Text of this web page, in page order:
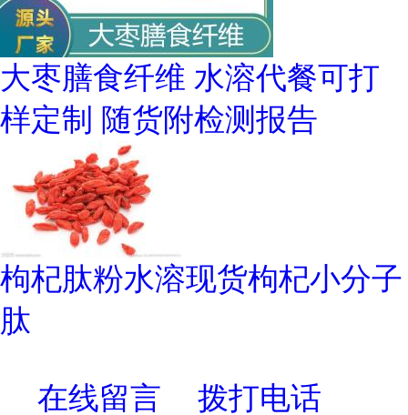
大枣膳食纤维 水溶代餐可打
样定制 随货附检测报告
枸杞肽粉水溶现货枸杞小分子
肽
在线留言 拨打电话